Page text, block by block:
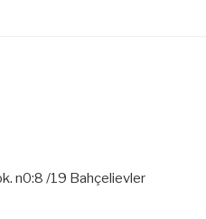
n0:8 /19 Bahçelievler